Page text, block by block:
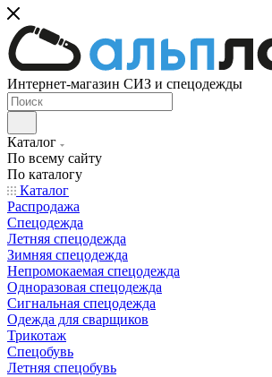
Интернет-магазин СИЗ и спецодежды
Каталог
По всему сайту
По каталогу
Каталог
Распродажа
Спецодежда
Летняя спецодежда
Зимняя спецодежда
Непромокаемая спецодежда
Одноразовая спецодежда
Сигнальная спецодежда
Одежда для сварщиков
Трикотаж
Спецобувь
Летняя спецобувь